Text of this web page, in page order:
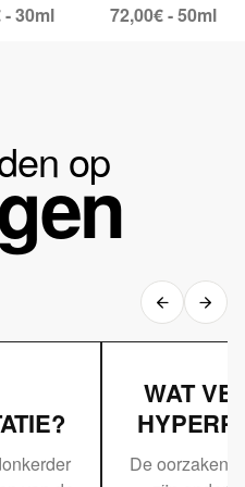
- 30ml 72,00€ - 50ml
op
WAT
De oorzaken